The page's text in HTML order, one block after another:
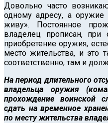
Довольно часто
одному адресу, а оружие
живу». Постоянное
владелец прописан,
приобретение оружия,
место жительства, и это
соответственно, там и
На период длительного
владельца оружия
прохождение воинской
сдать на временное
по месту жительства